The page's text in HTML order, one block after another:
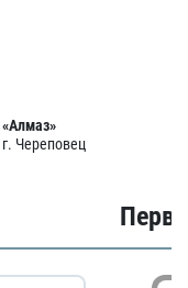
«Алмаз»
г. Череповец